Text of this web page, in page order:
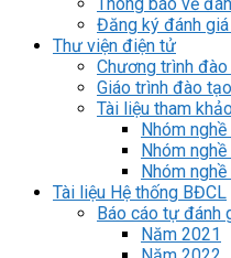
Đăng ký đánh giá
Thư viện điện tử
Chương trình
Giáo trình đào tạo
Tài liệu tham
Nhóm
Nhóm
Nhóm
Tài liệu Hệ thống BĐCL
Báo cáo tự đánh
Năm 2021